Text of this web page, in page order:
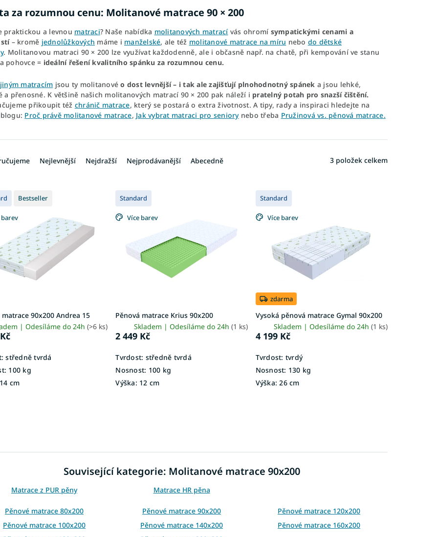
za rozumnou cenu: Molitanové matrace 90 × 200
praktickou a levnou matraci? Naše nabídka molitanových matrací vás ohromí sympatickými cenami a
– kromě jednolůžkových máme i manželské, ale též molitanové matrace na míru nebo do dětské
. Molitanovou matraci 90 × 200 lze využívat každodenně, ale i občasně např. na chatě, při kempování ve stanu
pohovce = ideální řešení kvalitního spánku za rozumnou cenu.
jiným matracím jsou ty molitanovéo dost levnější – i tak ale zajišťují plnohodnotný spánek a jsou lehké,
a přenosné. K většině našich molitanových matrací 90 × 200 pak náleží i pratelný potah pro snazší čištění.
přikoupit též chránič matrace, který se postará o extra životnost. A tipy, rady a inspiraci hledejte na
Proč právě molitanové matrace, Jak vybrat matraci pro seniorynebo třeba Pružinová vs. pěnová matrace.
Nejlevnější Nejdražší Nejprodávanější Abecedně 3 položek celkem
Bestseller
barev
matrace 90x200 Andrea 15
| Odesíláme do 24h(>6 ks)
středně tvrdá
100 kg
cm
Standard
Více barev
Pěnová matrace Krius 90x200
Skladem | Odesíláme do 24h (1 ks)
2 449 Kč
Tvrdost: středně tvrdá
Nosnost: 100 kg
Výška: 12 cm
Standard
Více barev
zdarma
Vysoká pěnová matrace Gymal 90x200
Skladem | Odesíláme do 24h (1 ks)
4 199 Kč
Tvrdost: tvrdý
Nosnost: 130 kg
Výška: 26 cm
á
a
í
r
k
Související kategorie: Molitanové matrace 90x200
Matrace z PUR pěny Matrace HR pěna
Pěnové matrace 80x200 Pěnové matrace 90x200
Pěnové matrace 120x200
Pěnové matrace 100x200
Pěnové matrace 140x200
Pěnové matrace 160x200